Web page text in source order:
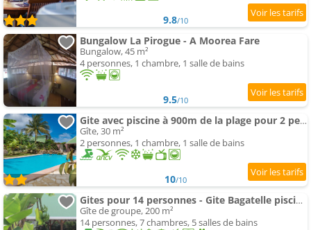
9.8/10
Bungalow La Pirogue - A Moorea Fare
Bungalow, 45 m²
4 personnes, 1 chambre, 1 salle de bains
9.5/10
Gite avec piscine à 900m de la plage pour 2 pers.
Gîte, 30 m²
2 personnes, 1 chambre, 1 salle de bains
10/10
Gites pour 14 personnes - Gite Bagatelle piscine et spa
Gîte de groupe, 200 m²
14 personnes, 7 chambres, 5 salles de bains